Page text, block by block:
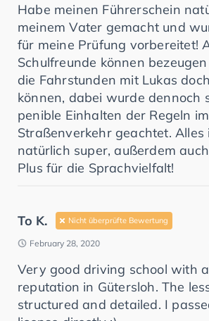
Habe meinen Führerschein
meinem Vater gemacht und
für meine Prüfung vorbereitet!
Schulfreunde können
die Fahrstunden mit Lukas
können, dabei wurde dennoch
penible Einhalten der Regeln im
Straßenverkehr geachtet. Alles
natürlich super, außerdem
Plus für die Sprachvielfalt!
To K. Nicht überprüfte Bewertung
February 28, 2020
Very good driving school with
reputation in Gütersloh. The
structured and detailed. I